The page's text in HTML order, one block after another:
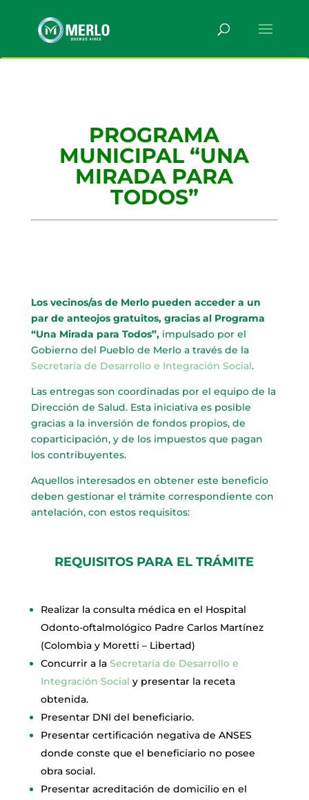
PROGRAMA
MUNICIPAL “UNA
MIRADA PARA
TODOS”
Los vecinos/as de Merlo pueden acceder a un
par de anteojos gratuitos, gracias al Programa
“Una Mirada para Todos”, impulsado por el
Gobierno del Pueblo de Merlo a través de la
Secretaría de Desarrollo e Integración Social.
Las entregas son coordinadas por el equipo de la
Dirección de Salud. Esta iniciativa es posible
gracias a la inversión de fondos propios, de
coparticipación, y de los impuestos que pagan
los contribuyentes.
Aquellos interesados en obtener este beneficio
deben gestionar el trámite correspondiente con
antelación, con estos requisitos:
REQUISITOS PARA EL TRÁMITE
Realizar la consulta médica en el Hospital
Odonto-oftalmológico Padre Carlos Martínez
(Colombia y Moretti – Libertad)
Concurrir a la Secretaría de Desarrollo e
Integración Social y presentar la receta
obtenida.
Presentar DNI del beneficiario.
Presentar certificación negativa de ANSES
donde conste que el beneficiario no posee
obra social.
Presentar acreditación de domicilio en el